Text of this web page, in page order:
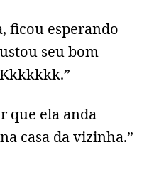
ficou esperando
seu bom
que ela anda
casa da vizinha.”